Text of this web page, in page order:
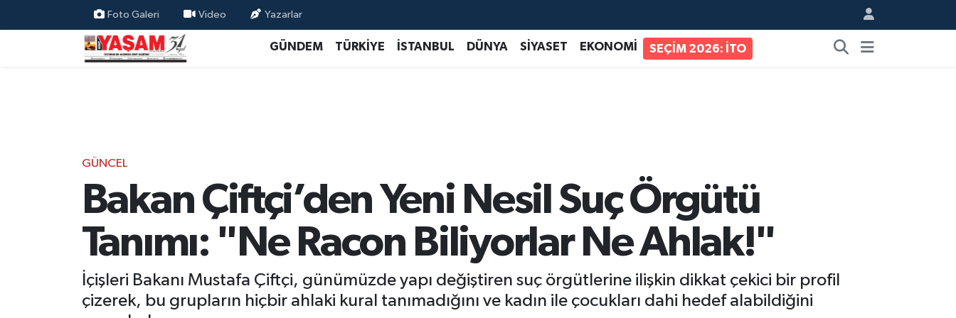
Foto Galeri Video Yazarlar
GÜNDEM TÜRKİYE İSTANBUL DÜNYA SİYASET EKONOMİ SEÇİM 2026: İTO
GÜNCEL
Bakan Çiftçi’den Yeni Nesil Suç Örgütü
Tanımı: "Ne Racon Biliyorlar Ne Ahlak!"
İçişleri Bakanı Mustafa Çiftçi, günümüzde yapı değiştiren suç örgütlerine ilişkin dikkat çekici bir profil
çizerek, bu grupların hiçbir ahlaki kural tanımadığını ve kadın ile çocukları dahi hedef alabildiğini